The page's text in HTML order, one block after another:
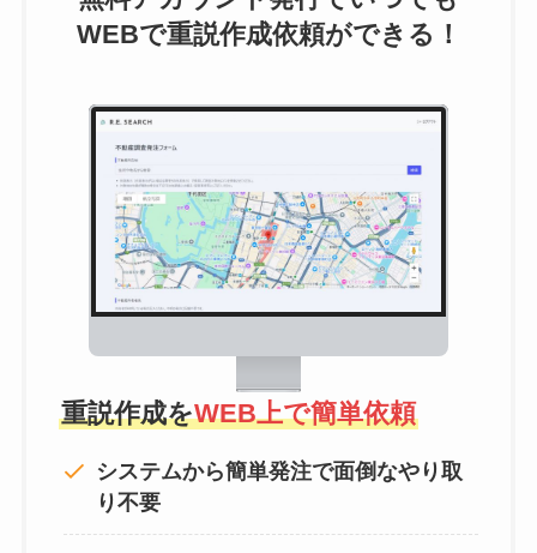
WEBで重説作成依頼ができる！
重説作成をWEB上で簡単依頼
システムから簡単発注で面倒なやり取
り不要